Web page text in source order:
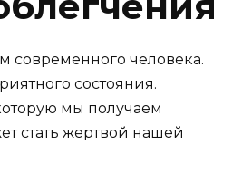
современного человека.
состояния.
мы получаем
стать жертвой нашей